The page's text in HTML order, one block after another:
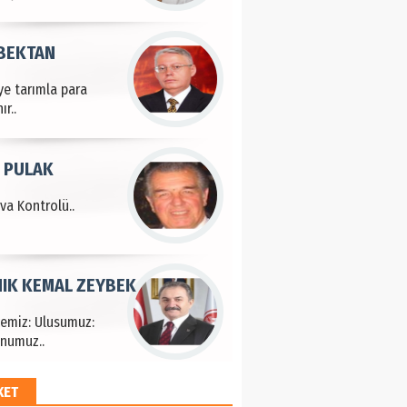
tarımla para
Kontrolü..
PULAK
Ulusumuz:
KEMAL ZEYBEK
HAYRİ PEKER